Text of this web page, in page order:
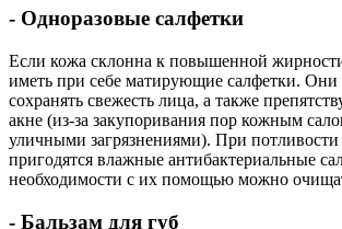
- Одноразовые салфетки
Если кожа склонна к повышенной
иметь при себе матирующие салфетки.
сохранять свежесть лица, а также
акне (из-за закупоривания пор кожным
уличными загрязнениями). При
пригодятся влажные антибактериальные
необходимости с их помощью можно
- Бальзам для губ